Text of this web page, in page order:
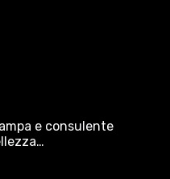
e consulente